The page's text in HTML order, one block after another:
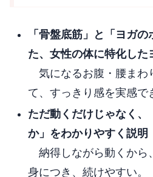
「骨盤底筋」と「ヨガ
た、女性の体に特化した
気になるお腹・腰まわ
て、すっきり感を実感で
ただ動くだけじゃなく、
か」をわかりやすく説明
納得しながら動くから
身につき、続けやすい。